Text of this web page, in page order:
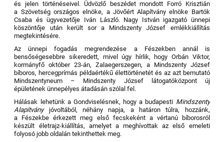
és jelen történéseivel. Üdvözlő beszédet mondott Forró Krisztián
a Szövetség országos elnöke, a Jövőért Alapítvány elnöke Bartók
Csaba és ügyvezetője Iván László. Nagy István igazgató ünnepi
köszöntője után került sor a Mindszenty József emlékkiállítás
megtekintésére.
Az ünnepi fogadás megrendezése a Fészekben annál is
bensőségesebbre sikeredett, mivel úgy hírlik, hogy Orbán Viktor,
kormányfő október 23-án, Zalaegerszegen, a Mindszenty József
bíboros, hercegprímás példaértékű élettörténetét és az azt bemutató
Mindszentyneum – Mindszenty József látogatóközpont új
épületének ünnepélyes átadásán szólal fel.
Hálásak lehetünk a Gondviselésnek, hogy a budapesti Mindszenty
Alapítványjóvoltából, néhány napja, a határon túlra, hozzánk,
a Fészekbe érkezett meg első fecskeként a vértanú bíborosról
készült életrajz-kiállítás, amelyet a meghívottak az első emeleti
folyosó jobb oldalán tekinthettek meg.